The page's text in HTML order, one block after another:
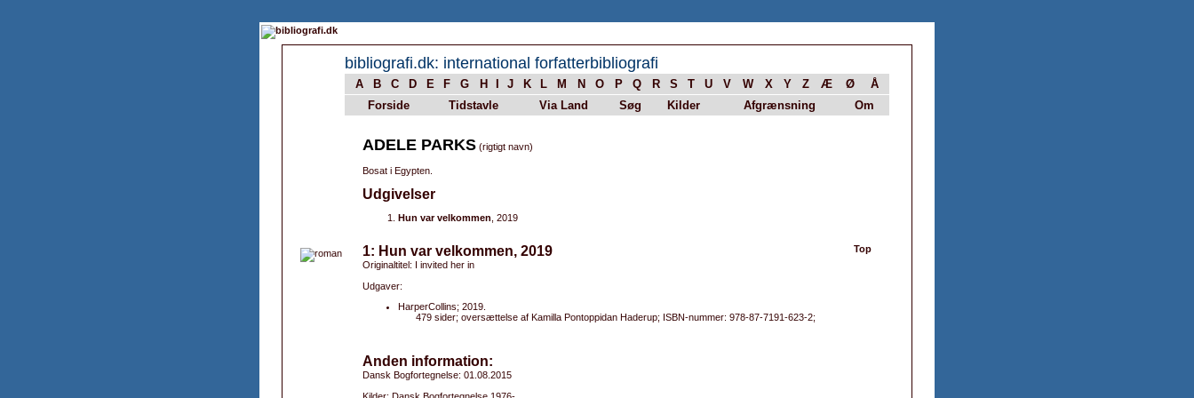
bibliografi.dk: international forfatterbibliografi
A B C D E F G H J K L M N O P Q R S T U V W X Y Z Æ Ø
Å
Forside
Tidstavle Via Land Søg Kilder Afgrænsning Om
ADELE PARKS (rigtigt navn)
Bosat i Egypten.
Udgivelser
Hun var velkommen , 2019
Top
1: Hun var velkommen, 2019
Originaltitel: I invited her in
Udgaver:
HarperCollins; 2019.
479 sider; oversættelse af Kamilla Pontoppidan Haderup; ISBN-nummer: 978-87-7191-623-2;
Anden information:
Dansk Bogfortegnelse: 01.08.2015